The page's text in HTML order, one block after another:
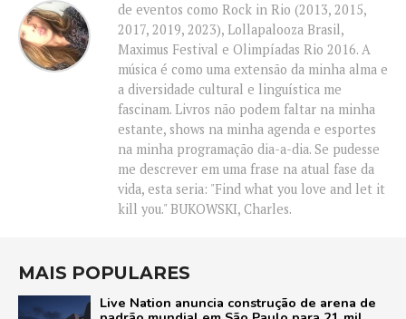
de eventos como Rock in Rio (2013, 2015,
2017, 2019, 2023), Lollapalooza Brasil,
Maximus Festival e Olimpíadas Rio 2016. A
música é como uma extensão da minha alma e
a diversidade cultural e linguística me
fascinam. Livros não podem faltar na minha
estante, shows na minha agenda e esportes
na minha programação dia-a-dia. Se pudesse
me descrever em uma frase na atual fase da
vida, esta seria: "Find what you love and let it
kill you." BUKOWSKI, Charles.
MAIS POPULARES
Live Nation anuncia construção de arena de